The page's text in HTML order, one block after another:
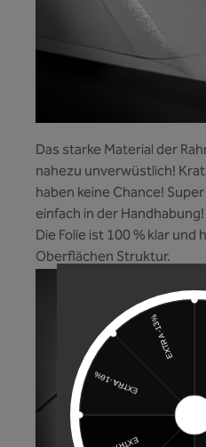
Das starke Material der
nahezu unverwüstlich!
haben keine Chance!
einfach in der Handhabung!
Die Folie ist 100 % klar
Oberflächen Struktur.